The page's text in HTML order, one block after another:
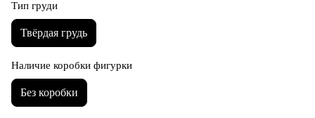
Тип груди
Твёрдая грудь
Наличие коробки фигурки
Без коробки